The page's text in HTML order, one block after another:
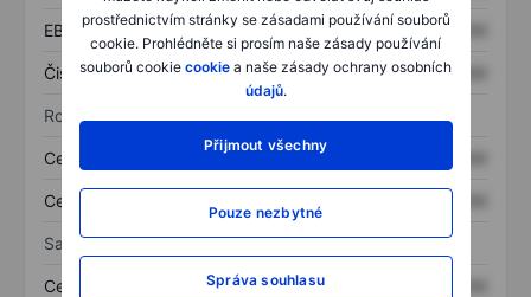
prostřednictvím stránky se zásadami používání souborů
cookie. Prohlédněte si prosím naše zásady používání
souborů cookie cookie a naše zásady ochrany osobních
údajů.
Přijmout všechny
Pouze nezbytné
Správa souhlasu
EBITDA XXXXXXX XXXXXXX
Čistý příjem XXXXXXX XXXXXXX
Rozvaha
Celková aktiva XXXXXXX
Celkový dluh
Sazby
Cena/tržby XXXXXXX